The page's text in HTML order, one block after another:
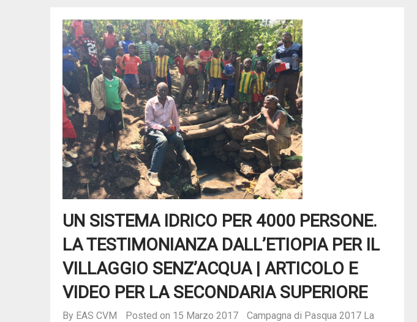
UN SISTEMA IDRICO PER 4000 PERSONE.
LA TESTIMONIANZA DALL’ETIOPIA PER IL
VILLAGGIO SENZ’ACQUA | ARTICOLO E
VIDEO PER LA SECONDARIA SUPERIORE
By EAS CVM Posted on 15 Marzo 2017 Campagna di Pasqua 2017 La